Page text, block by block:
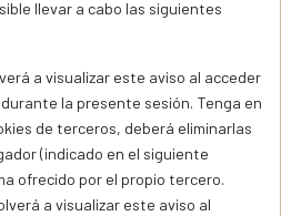
llevar a cabo las siguientes
a visualizar este aviso al acceder
la presente sesión. Tenga en
de terceros, deberá eliminarlas
(indicado en el siguiente
ofrecido por el propio tercero.
a visualizar este aviso al